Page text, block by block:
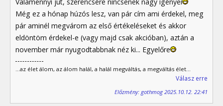
Még ez a hónap húzós lesz, van pár cím ami érdekel, meg
pár aminél megvárom az első értékeléseket és akkor
eldöntöm érdekel-e (vagy majd csak akcióban), aztán a
november már nyugodtabbnak néz ki... Egyelőre
...az élet álom, az álom halál, a halál megváltás, a megváltás élet...
Válasz erre
Előzmény: gothmog 2025.10.12. 22:41